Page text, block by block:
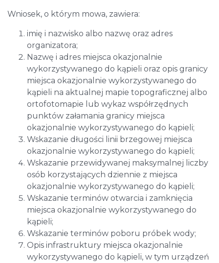
Wniosek, o którym mowa, zawiera:
imię i nazwisko albo nazwę oraz adres
organizatora;
Nazwę i adres miejsca okazjonalnie
wykorzystywanego do kąpieli oraz opis granicy
miejsca okazjonalnie wykorzystywanego do
kąpieli na aktualnej mapie topograficznej albo
ortofotomapie lub wykaz współrzędnych
punktów załamania granicy miejsca
okazjonalnie wykorzystywanego do kąpieli;
Wskazanie długości linii brzegowej miejsca
okazjonalnie wykorzystywanego do kąpieli;
Wskazanie przewidywanej maksymalnej liczby
osób korzystających dziennie z miejsca
okazjonalnie wykorzystywanego do kąpieli;
Wskazanie terminów otwarcia i zamknięcia
miejsca okazjonalnie wykorzystywanego do
kąpieli;
Wskazanie terminów poboru próbek wody;
Opis infrastruktury miejsca okazjonalnie
wykorzystywanego do kąpieli, w tym urządzeń